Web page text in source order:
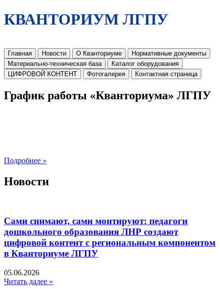
КВАНТОРИУМ ЛГПУ
Главная Новости О Кванториуме
Нормативные документы
Материально-техническая база
Каталог оборудования
ЦИФРОВОЙ КОНТЕНТ
Фотогалерея Контактная страница
График работы «Кванториума» ЛГПУ
Подробнее »
Новости
Сами снимают, сами монтируют: педагоги
дошкольного образования ЛНР создают
цифровой контент с региональным компонентом
в Кванториуме ЛГПУ​
05.06.2026
Читать далее »